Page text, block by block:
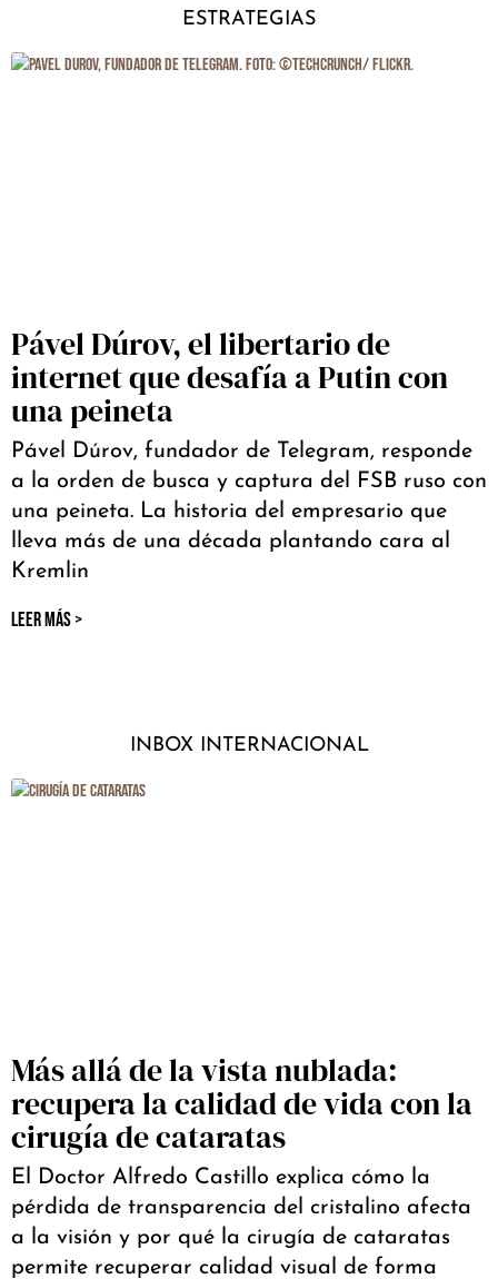
ESTRATEGIAS
Pável Dúrov, el libertario de
internet que desafía a Putin con
una peineta
Pável Dúrov, fundador de Telegram, responde
a la orden de busca y captura del FSB ruso con
una peineta. La historia del empresario que
lleva más de una década plantando cara al
Kremlin
LEER MÁS >
INBOX INTERNACIONAL
Más allá de la vista nublada:
recupera la calidad de vida con la
cirugía de cataratas
El Doctor Alfredo Castillo explica cómo la
pérdida de transparencia del cristalino afecta
a la visión y por qué la cirugía de cataratas
permite recuperar calidad visual de forma